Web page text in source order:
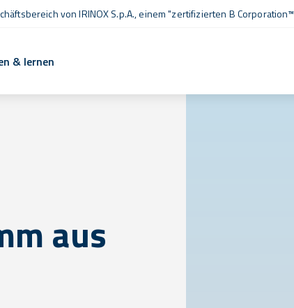
von IRINOX S.p.A., einem"zertifizierten B Corporation™
& lernen
aus